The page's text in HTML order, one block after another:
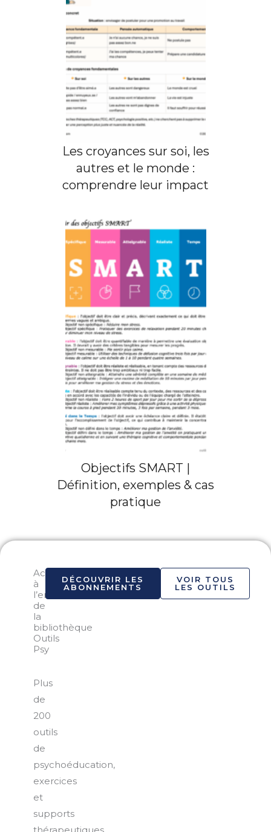
Les croyances sur soi, les
autres et le monde :
comprendre leur impact
Objectifs SMART |
Définition, exemples & cas
pratique
Accéder
à
l’ensemble
de
la
bibliothèque
Outils
Psy
Plus
de
200
outils
de
psychoéducation,
exercices
et
supports
thérapeutiques
DÉCOUVRIR LES
ABONNEMENTS
VOIR TOUS
LES OUTILS